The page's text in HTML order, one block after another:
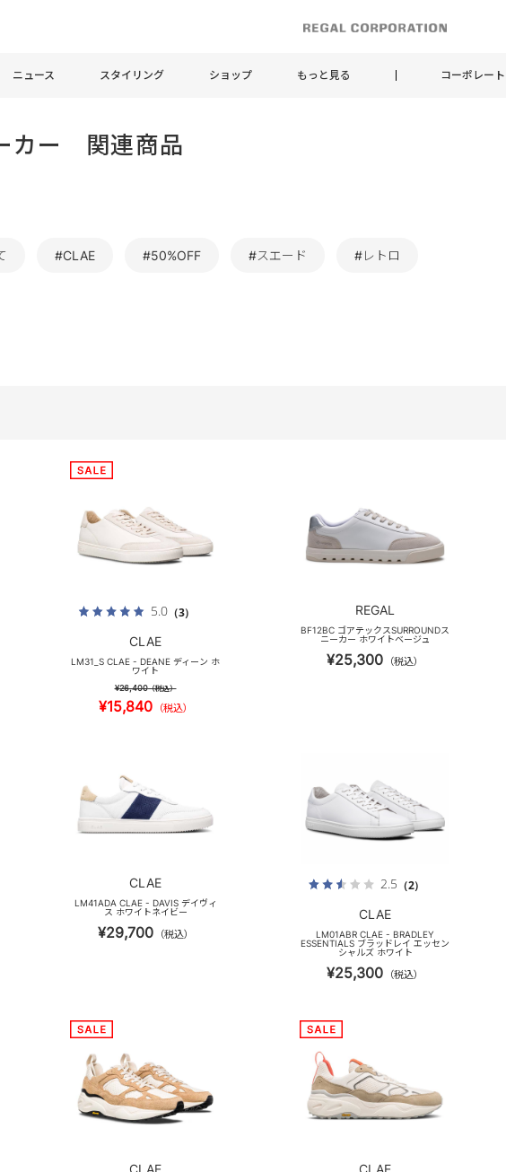
ニュース スタイリング ショップ もっと見る コーポレート
カー 関連商品
#CLAE #50%OFF #スエード #レトロ
5.0（3）
CLAE
LM31_S CLAE - DEANE ディーン ホ
ワイト
¥26,400（税込）
¥15,840 （税込）
REGAL
BF12BC ゴアテックスSURROUNDス
ニーカー ホワイトベージュ
¥25,300 （税込）
CLAE
LM41ADA CLAE - DAVIS デイヴィ
ス ホワイトネイビー
¥29,700 （税込）
2.5 （2）
CLAE
LM01ABR CLAE - BRADLEY
ESSENTIALS ブラッドレイ エッセン
シャルズ ホワイト
¥25,300 （税込）
CLAE CLAE